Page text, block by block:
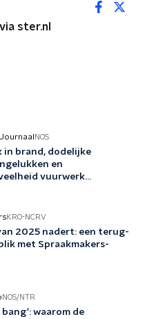
ster.nl
NOS
in brand, dodelijke
en
vuurwerk
KRO-NCRV
2025 nadert: een terug-
met Spraakmakers-
NOS/NTR
waarom de